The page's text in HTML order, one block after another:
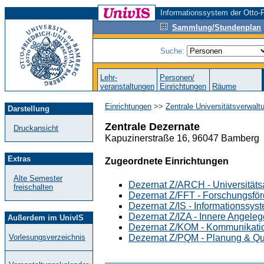
Informationssystem der
Sammlung/Stundenplan
Suche:
Lehr-
veranstaltungen
Personen/
Einrichtungen
Räume
Darstellung
Druckansicht
Extras
Alte Semester
freischalten
Außerdem im UnivIS
Vorlesungsverzeichnis
Einrichtungen >> Zentrale
Zentrale Dezernate
Kapuzinerstraße 16, 96047 Bamberg
Zugeordnete Einrichtungen
Dezernat Z/ARCH -
Dezernat Z/FFT -
Dezernat Z/IS -
Dezernat Z/IZA - Innere
Dezernat Z/KOM -
Dezernat Z/PQM - Planung &